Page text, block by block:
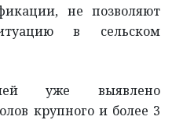
не позволяют
в сельском
уже выявлено
крупного и более 3